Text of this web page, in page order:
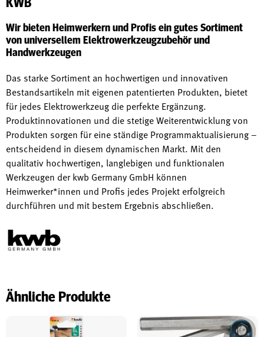
Wir bieten Heimwerkern und Profis ein gutes Sortiment
von universellem Elektrowerkzeugzubehör und
Handwerkzeugen
Das starke Sortiment an hochwertigen und innovativen
Bestandsartikeln mit eigenen patentierten Produkten, bietet
für jedes Elektrowerkzeug die perfekte Ergänzung.
Produktinnovationen und die stetige Weiterentwicklung von
Produkten sorgen für eine ständige Programmaktualisierung –
entscheidend in diesem dynamischen Markt. Mit den
qualitativ hochwertigen, langlebigen und funktionalen
Werkzeugen der kwb Germany GmbH können
Heimwerker*innen und Profis jedes Projekt erfolgreich
durchführen und mit bestem Ergebnis abschließen.
Ähnliche Produkte